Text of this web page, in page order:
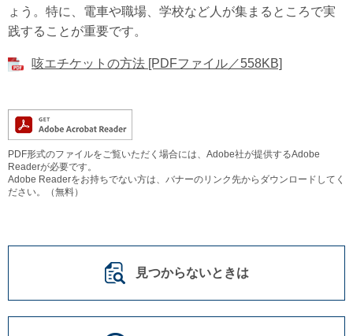
ょう。特に、電車や職場、学校など人が集まるところで実
践することが重要です。
咳エチケットの方法 [PDFファイル／558KB]
PDF形式のファイルをご覧いただく場合には、Adobe社が提供するAdobe
Readerが必要です。
Adobe Readerをお持ちでない方は、バナーのリンク先からダウンロードしてく
ださい。（無料）
見つからないときは